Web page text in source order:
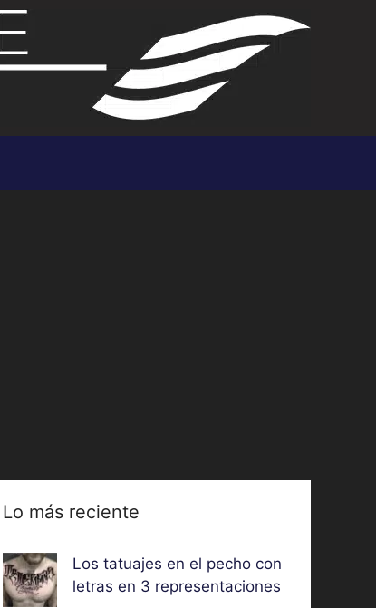
Lo más reciente
Los tatuajes en el pecho con
letras en 3 representaciones